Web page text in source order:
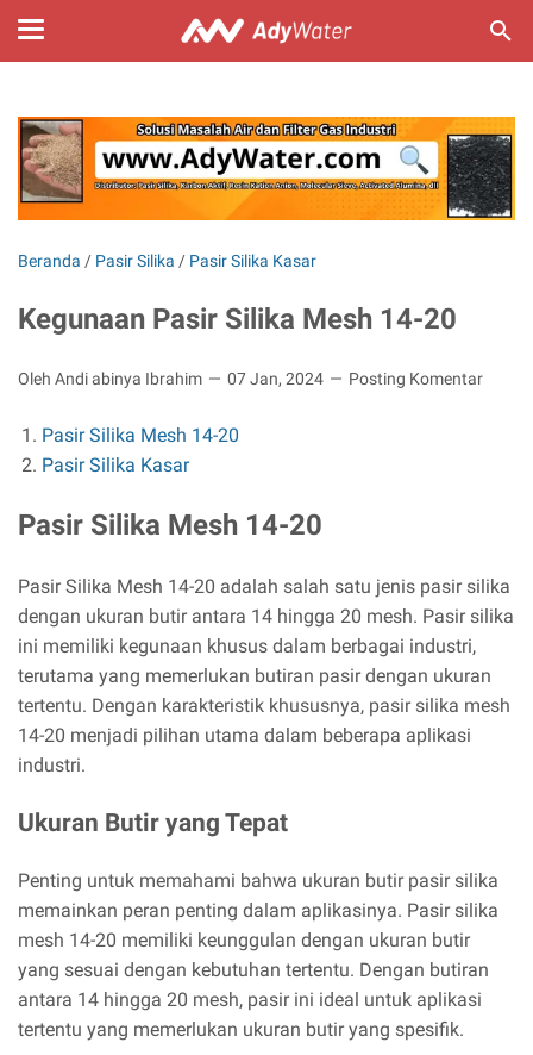
Beranda / Pasir Silika / Pasir Silika Kasar
Kegunaan Pasir Silika Mesh 14-20
Oleh Andi abinya Ibrahim 07 Jan, 2024 Posting Komentar
Pasir Silika Mesh 14-20
Pasir Silika Kasar
Pasir Silika Mesh 14-20
Pasir Silika Mesh 14-20 adalah salah satu jenis pasir silika
dengan ukuran butir antara 14 hingga 20 mesh. Pasir silika
ini memiliki kegunaan khusus dalam berbagai industri,
terutama yang memerlukan butiran pasir dengan ukuran
tertentu. Dengan karakteristik khususnya, pasir silika mesh
14-20 menjadi pilihan utama dalam beberapa aplikasi
industri.
Ukuran Butir yang Tepat
Penting untuk memahami bahwa ukuran butir pasir silika
memainkan peran penting dalam aplikasinya. Pasir silika
mesh 14-20 memiliki keunggulan dengan ukuran butir
yang sesuai dengan kebutuhan tertentu. Dengan butiran
antara 14 hingga 20 mesh, pasir ini ideal untuk aplikasi
tertentu yang memerlukan ukuran butir yang spesifik.